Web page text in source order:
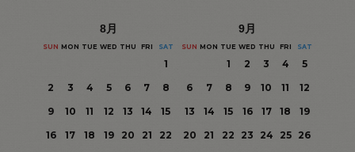
8月
SUN MON TUE WED THU FRI SAT
1
2
3 4 5 6 7
8
9
10 11 12 13 14
15
16
17 18 19 20 21
22
9月
SUN MON TUE WED THU FRI SAT
1 2 3 4
5
6
7 8 9 10 11
12
13
14 15 16 17 18
19
20
21 22 23 24 25
26